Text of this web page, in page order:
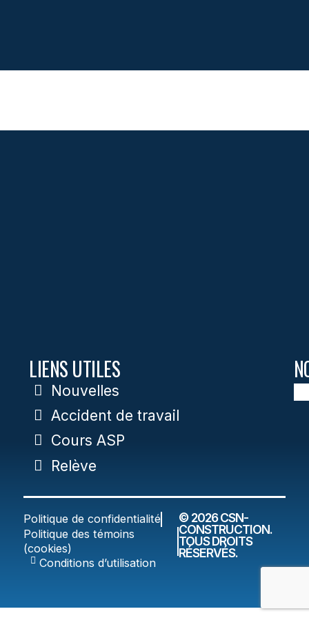
LIENS UTILES
Nouvelles
Accident de travail
Cours ASP
Relève
Politique de confidentialité
Politique des témoins
(cookies)
Conditions d’utilisation
© 2026 CSN-
CONSTRUCTION.
TOUS DROITS
RÉSERVÉS.